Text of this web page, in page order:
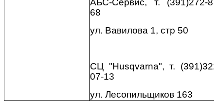
АБС-Сервис, т. (391)272-
68
ул. Вавилова 1, стр 50
СЦ "Husqvarna", т.
07-13
ул. Лесопильщиков 163